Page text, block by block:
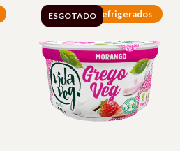
Refrigerados
ESGOTADO